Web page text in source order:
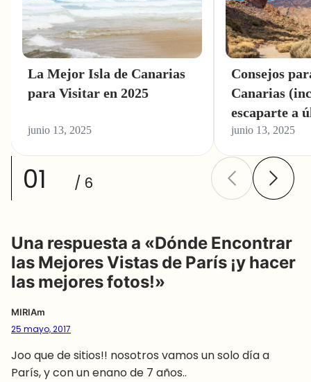
La Mejor Isla de Canarias
para Visitar en 2025
junio 13, 2025
Consejos
Canarias
escaparte a
junio 13, 2025
01 / 6
Una respuesta a «Dónde Encontrar
las Mejores Vistas de París ¡y hacer
las mejores fotos!»
MIRIAm
25 mayo, 2017
Joo que de sitios!! nosotros vamos un solo día a
París, y con un enano de 7 años..